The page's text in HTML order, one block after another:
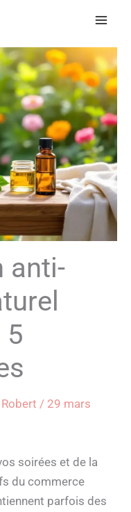
anti-
5
/ 29 mars
soirées et de la
du commerce
parfois des